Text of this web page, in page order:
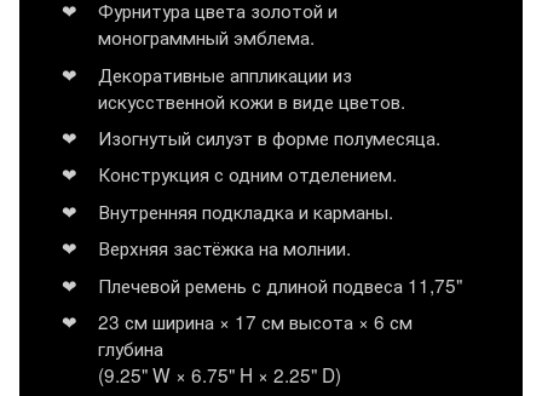
Фурнитура цвета золотой и
монограммный эмблема.
Декоративные аппликации из
искусственной кожи в виде цветов.
Изогнутый силуэт в форме полумесяца.
Конструкция с одним отделением.
Внутренняя подкладка и карманы.
Верхняя застёжка на молнии.
Плечевой ремень с длиной подвеса 11,75"
23 см ширина × 17 см высота × 6 см
глубина
(9.25" W × 6.75" H × 2.25" D)